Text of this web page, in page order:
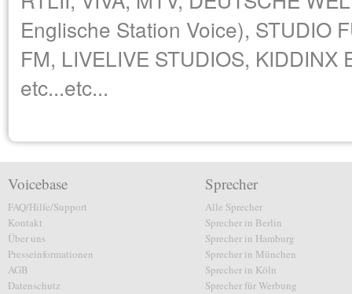
Englische Station Voice), STUDIO
FM, LIVELIVE STUDIOS, KIDDINX
etc...etc...
Voicebase
FAQ/Hilfe/Support
Kontakt
Über uns
Presseinformationen
AGB
Datenschutz
Sprecher
Alle Sprecher
Sprecher in Berlin
Sprecher in Hamburg
Sprecher in München
Sprecher in Köln
Sprecher für Werbung